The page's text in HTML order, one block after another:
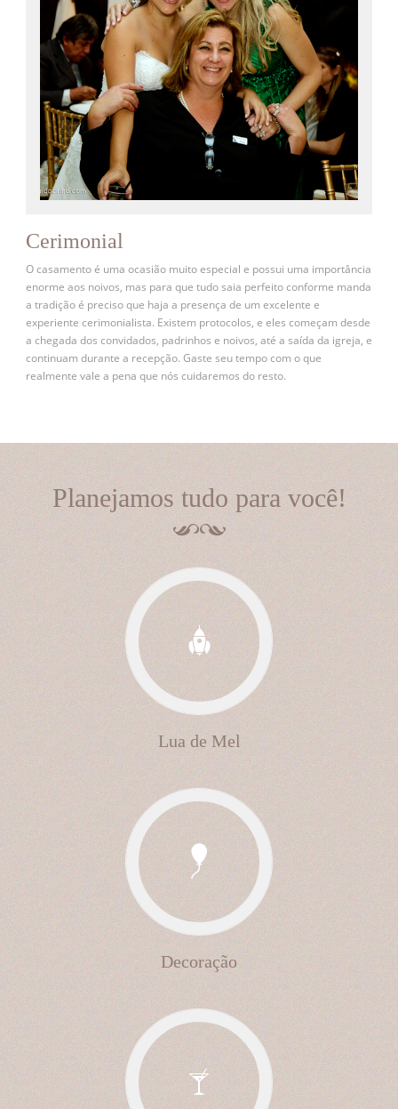
Cerimonial
O casamento é uma ocasião muito especial e possui uma importância
enorme aos noivos, mas para que tudo saia perfeito conforme manda
a tradição é preciso que haja a presença de um excelente e
experiente cerimonialista. Existem protocolos, e eles começam desde
a chegada dos convidados, padrinhos e noivos, até a saída da igreja, e
continuam durante a recepção. Gaste seu tempo com o que
realmente vale a pena que nós cuidaremos do resto.
Planejamos tudo para você!
Lua de Mel
Decoração